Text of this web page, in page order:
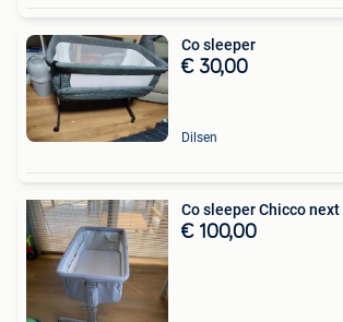
Co sleeper
€ 30,00
Dilsen
Co sleeper Chicco
€ 100,00